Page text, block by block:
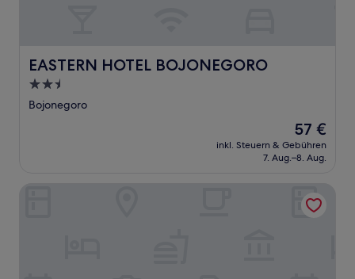
EASTERN HOTEL BOJONEGORO
EASTERN HOTEL BOJONEGORO
2.5-
Sterne-
Bojonegoro
Der
Preis
beträgt
57 €
inkl. Steuern & Gebühren
7. Aug.–8. Aug.